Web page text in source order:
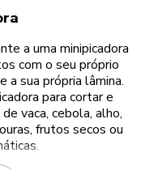
a uma minipicadora
com o seu próprio
a sua própria lâmina.
para cortar e
vaca, cebola, alho,
frutos secos ou